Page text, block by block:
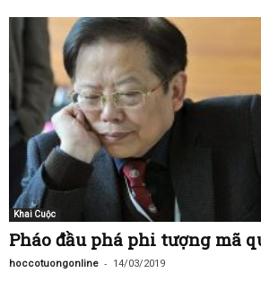
Khai Cuộc
Pháo đầu phá phi tượng mã
hoccotuongonline - 14/03/2019